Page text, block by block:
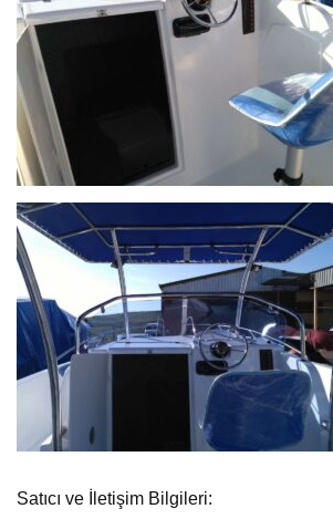
Satıcı ve İletişim Bilgileri: